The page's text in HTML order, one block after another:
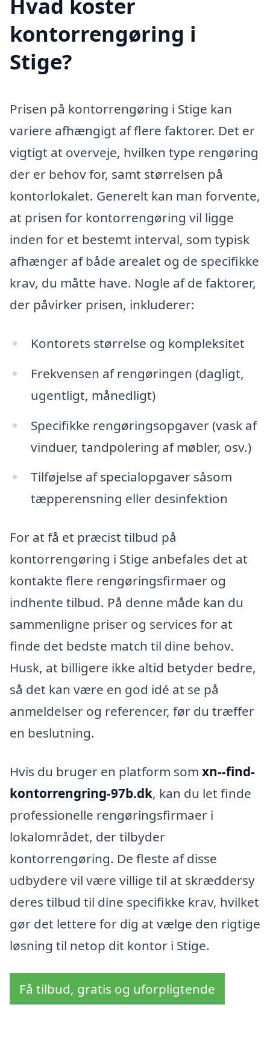
Hvad koster
kontorrengøring i
Stige?
Prisen på kontorrengøring i Stige kan
variere afhængigt af flere faktorer. Det er
vigtigt at overveje, hvilken type rengøring
der er behov for, samt størrelsen på
kontorlokalet. Generelt kan man forvente,
at prisen for kontorrengøring vil ligge
inden for et bestemt interval, som typisk
afhænger af både arealet og de specifikke
krav, du måtte have. Nogle af de faktorer,
der påvirker prisen, inkluderer:
Kontorets størrelse og kompleksitet
Frekvensen af rengøringen (dagligt,
ugentligt, månedligt)
Specifikke rengøringsopgaver (vask af
vinduer, tandpolering af møbler, osv.)
Tilføjelse af specialopgaver såsom
tæpperensning eller desinfektion
For at få et præcist tilbud på
kontorrengøring i Stige anbefales det at
kontakte flere rengøringsfirmaer og
indhente tilbud. På denne måde kan du
sammenligne priser og services for at
finde det bedste match til dine behov.
Husk, at billigere ikke altid betyder bedre,
så det kan være en god idé at se på
anmeldelser og referencer, før du træffer
en beslutning.
Hvis du bruger en platform som xn--find-
kontorrengring-97b.dk, kan du let finde
professionelle rengøringsfirmaer i
lokalområdet, der tilbyder
kontorrengøring. De fleste af disse
udbydere vil være villige til at skræddersy
deres tilbud til dine specifikke krav, hvilket
gør det lettere for dig at vælge den rigtige
løsning til netop dit kontor i Stige.
Få tilbud, gratis og uforpligtende